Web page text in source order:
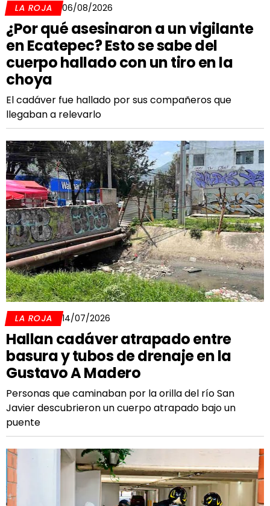
LA ROJA 06/08/2026
¿Por qué asesinaron a un vigilante
en Ecatepec? Esto se sabe del
cuerpo hallado con un tiro en la
choya
El cadáver fue hallado por sus compañeros que
llegaban a relevarlo
LA ROJA 14/07/2026
Hallan cadáver atrapado entre
basura y tubos de drenaje en la
Gustavo A Madero
Personas que caminaban por la orilla del río San
Javier descubrieron un cuerpo atrapado bajo un
puente